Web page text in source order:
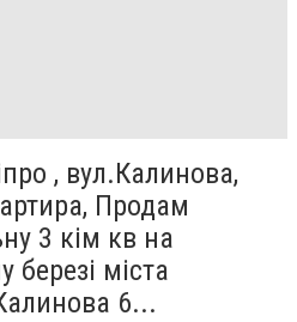
, вул.Калинова,
Продам
3 кім кв на
березі міста
6...